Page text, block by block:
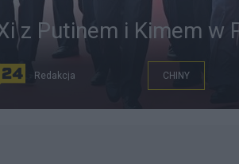
z Putinem i Kimem w
Redakcja CHINY